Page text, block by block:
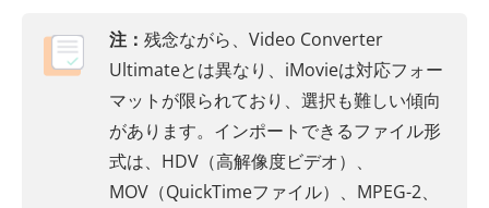
注： 残念ながら、Video Converter
Ultimateとは異なり、iMovieは対応フォー
マットが限られており、選択も難しい傾向
があります。インポートできるファイル形
式は、HDV（高解像度ビデオ）、
MOV（QuickTimeファイル）、MPEG-2、